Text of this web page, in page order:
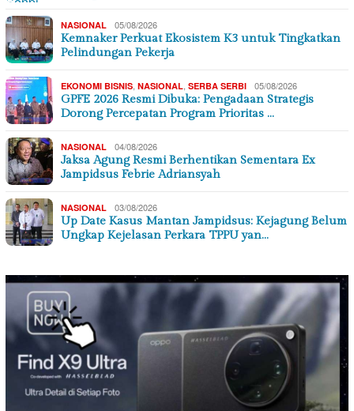
NASIONAL 05/08/2026
Kemnaker Perkuat Ekosistem K3 untuk Tingkatkan
Pelindungan Pekerja
EKONOMI BISNIS NASIONAL SERBA SERBI 05/08/2026
GPFE 2026 Resmi Dibuka: Pengadaan Strategis
Dorong Percepatan Program Prioritas …
NASIONAL 04/08/2026
Jaksa Agung Resmi Berhentikan Sementara Ex
Jampidsus Febrie Adriansyah
NASIONAL 03/08/2026
Up Date Kasus Mantan Jampidsus: Kejagung Belum
Ungkap Kejelasan Perkara TPPU yan…